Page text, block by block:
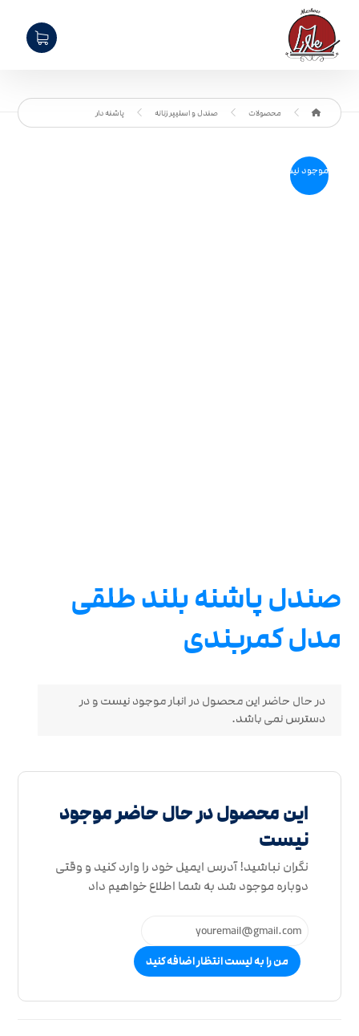
محصولات صندل و اسلیپر زنانه پاشنه دار
موجود نیست
صندل پاشنه بلند طلقی
مدل کمربندی
در حال حاضر این محصول در انبار موجود نیست و در
دسترس نمی باشد.
این محصول در حال حاضر موجود
نیست
نگران نباشید! آدرس ایمیل خود را وارد کنید و وقتی
دوباره موجود شد به شما اطلاع خواهیم داد
من را به لیست انتظار اضافه کنید